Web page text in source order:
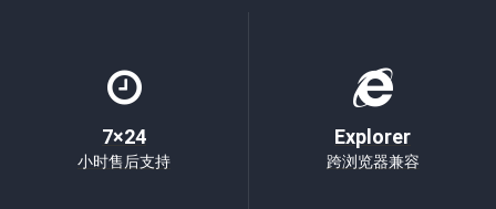
7×24
小时售后支持
Explorer
跨浏览器兼容